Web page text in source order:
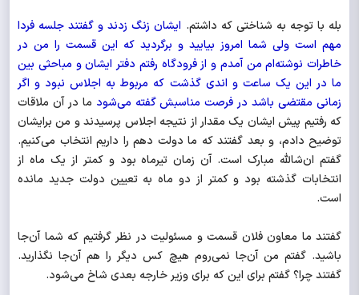
بله با توجه به شناختی که داشتم. ایشان زنگ زدند و گفتند جلسه فردا
مهم است ولی شما امروز بیایید و برگردید که این قسمت را من در
خاطرات نوشته‌ام من آمدم و از فرودگاه رفتم دفتر ایشان و مباحثی بین
ما در این یک ساعت و اندی گذشت که مربوط به اجلاس نبود و اگر
زمانی مقتضی باشد در فرصت مناسبش گفته می‌شود ما در آن ملاقات
که رفتیم پیش ایشان یک مقدار از نتیجه اجلاس پرسیدند و من برایشان
توضیح دادم، و بعد گفتند که ما دولت دهم را داریم انتخاب می‌کنیم.
گفتم ان‌شالله مبارک است. آن زمان تیرماه بود و کمتر از یک ماه از
انتخابات گذشته بود و کمتر از دو ماه به تعیین دولت جدید مانده
است.
گفتند ما معاون فلان قسمت و مسئولیت در نظر گرفتیم که شما آن‌جا
باشید. گفتم من آن‌جا نمی‌روم هیچ کس دیگر را هم آن‌جا نگذارید.
گفتند چرا؟ گفتم برای این که برای وزیر خارجه بعدی شاخ می‌شود.